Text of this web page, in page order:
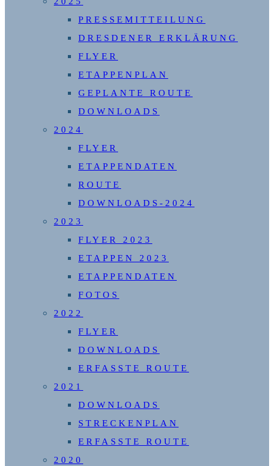
PRESSEMITTEILUNG
DRESDENER ERKLÄRUNG
FLYER
ETAPPENPLAN
GEPLANTE ROUTE
DOWNLOADS
2024
FLYER
ETAPPENDATEN
ROUTE
DOWNLOADS-2024
2023
FLYER 2023
ETAPPEN 2023
ETAPPENDATEN
FOTOS
2022
FLYER
DOWNLOADS
ERFASSTE ROUTE
2021
DOWNLOADS
STRECKENPLAN
ERFASSTE ROUTE
2020